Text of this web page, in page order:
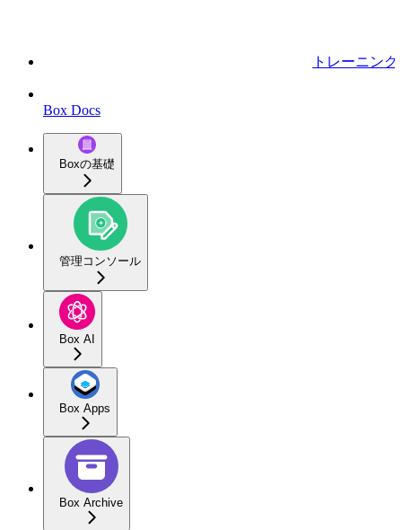
トレーニング
Box Docs
Boxの基礎
管理コンソール
Box AI
Box Apps
Box Archive